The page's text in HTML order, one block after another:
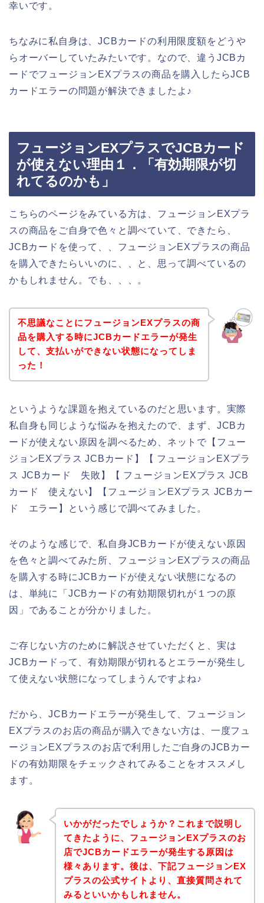
幸いです。
ちなみに私自身は、JCBカードの利用限度額をどうや
らオーバーしていたみたいです。なので、違うJCBカ
ードでフュージョンEXプラスの商品を購入したらJCB
カードエラーの問題が解決できましたよ♪
フュージョンEXプラスでJCBカード
が使えない理由１．「有効期限が切
れてるのかも」
こちらのページをみている方は、フュージョンEXプラ
スの商品をご自身で色々と調べていて、できたら、
JCBカードを使って、、フュージョンEXプラスの商品
を購入できたらいいのに、、と、思って調べているの
かもしれません。でも、、、。
不思議なことにフュージョンEXプラスの商
品を購入する時にJCBカードエラーが発生
して、支払いができない状態になってしま
った！
というような課題を抱えているのだと思います。実際
私自身も同じような悩みを抱えたので、まず、JCBカ
ードが使えない原因を調べるため、ネットで【フュー
ジョンEXプラス JCBカード】【 フュージョンEXプラ
ス JCBカード 失敗】【 フュージョンEXプラス JCB
カード 使えない】【フュージョンEXプラス JCBカー
ド エラー】という感じで調べてみました。
そのような感じで、私自身JCBカードが使えない原因
を色々と調べてみた所、フュージョンEXプラスの商品
を購入する時にJCBカードが使えない状態になるの
は、単純に「JCBカードの有効期限切れが１つの原
因」であることが分かりました。
ご存じない方のために解説させていただくと、実は
JCBカードって、有効期限が切れるとエラーが発生し
て使えない状態になってしまうんですよね♪
だから、JCBカードエラーが発生して、フュージョン
EXプラスのお店の商品が購入できない方は、一度フュ
ージョンEXプラスのお店で利用したご自身のJCBカー
ドの有効期限をチェックされてみることをオススメし
ます。
いかがだったでしょうか？これまで説明し
てきたように、フュージョンEXプラスのお
店でJCBカードエラーが発生する原因は
様々あります。後は、下記フュージョンEX
プラスの公式サイトより、直接質問されて
みるといいかもしれません。